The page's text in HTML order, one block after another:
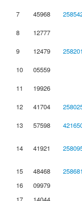
7
45968
8
12777
9
12479
10
05559
11
19926
12
41704
13
57598
14 41921
15 48468
16
09979